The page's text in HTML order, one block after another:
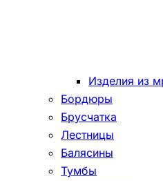
Изделия из
Бордюры
Брусчатка
Лестницы
Балясины
Тумбы